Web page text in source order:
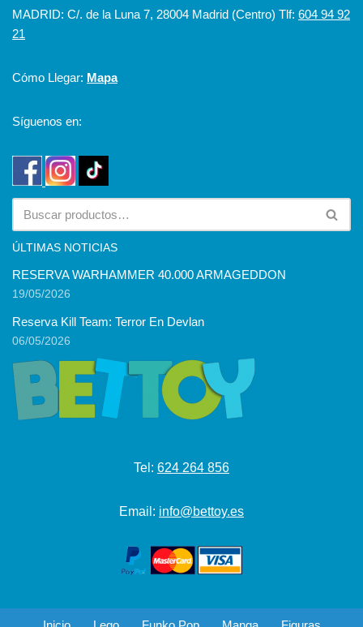
MADRID: C/. de la Luna 7, 28004 Madrid (Centro) Tlf: 604 94 92
21
Cómo Llegar: Mapa
Síguenos en:
ÚLTIMAS NOTICIAS
RESERVA WARHAMMER 40.000 ARMAGEDDON
19/05/2026
Reserva Kill Team: Terror En Devlan
06/05/2026
Tel: 624 264 856
Email: info@bettoy.es